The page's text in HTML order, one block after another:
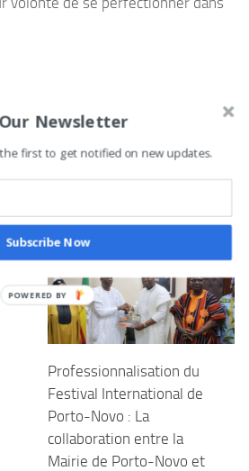
Partagez
PARTAGES
AUSSI...
Professionnalisation du
Festival International de
Porto-Novo : La
collaboration entre la
Mairie de Porto-Novo et
Newsletter
first to get notified on new updates.
Subscribe Now